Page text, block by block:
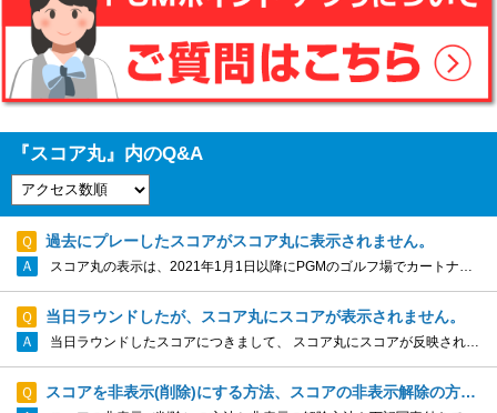
『スコア丸』内のQ&A
過去にプレーしたスコアがスコア丸に表示されません。
スコア丸の表示は、2021年1月1日以降にPGMのゴルフ場でカートナビに入力したスコアが表示されます。 それ以前のスコアは、表示されませんのでご注意をお願い致します。 2021年1月1日以降でスコアが表示されていない場合は、 下記『...
当日ラウンドしたが、スコア丸にスコアが表示されません。
当日ラウンドしたスコアにつきまして、 スコア丸にスコアが反映されるのは翌日の正午以降となります。 翌日の正午以降でも、スコアが反映されなかった場合は、 大変恐れ入りますが下記『お問い合わせはこちら』から来場日・ゴルフ場名を記載の上、...
スコアを非表示(削除)にする方法、スコアの非表示解除の方法を教えてくだ...